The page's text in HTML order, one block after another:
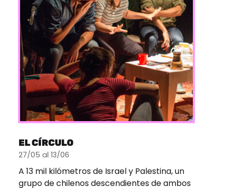
EL CÍRCULO
27/05 al 13/06
A 13 mil kilómetros de Israel y Palestina, un
grupo de chilenos descendientes de ambos